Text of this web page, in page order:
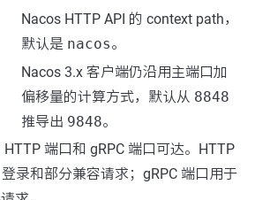
Nacos HTTP API 的 context path，
默认是 nacos。
Nacos 3.x 客户端仍沿用主端口加
偏移量的计算方式，默认从 8848
推导出 9848。
端口和 gRPC 端口可达。HTTP
录和部分兼容请求；gRPC 端口用于